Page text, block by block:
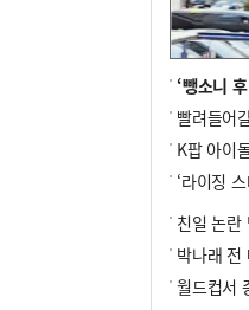
화물선
8
서울 중
사망
9
입추 지
년 만에
10 [2026
‘뺑소니
박나래 전